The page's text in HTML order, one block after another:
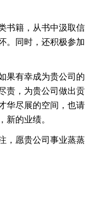
书籍，从书中汲取信
。同时，还积极参加
果有幸成为贵公司的
责，为贵公司做出贡
华尽展的空间，也请
新的业绩。
，愿贵公司事业蒸蒸